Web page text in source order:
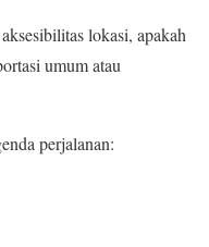
lokasi, apakah
umum atau
perjalanan: